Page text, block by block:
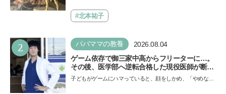
催…
#北本祐子
2 パパママの教養 2026.08.04
ゲーム依存で御三家中高からフリーターに…。
その後、医学部へ逆転合格した現役医師が断言
「ゲームの経験が受験勉強に役立った」そう考
子どもがゲームにハマっていると、顔をしかめ、「やめなさ